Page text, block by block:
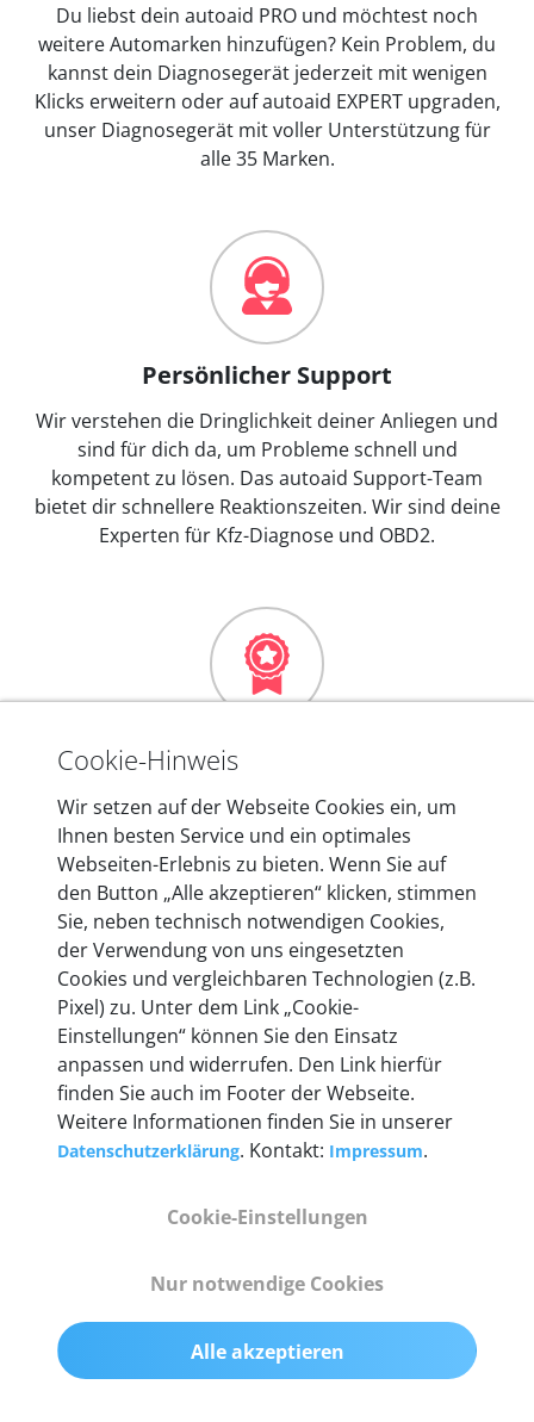
Du liebst dein autoaid PRO und möchtest noch
weitere Automarken hinzufügen? Kein Problem, du
kannst dein Diagnosegerät jederzeit mit wenigen
Klicks erweitern oder auf autoaid EXPERT upgraden,
unser Diagnosegerät mit voller Unterstützung für
alle 35 Marken.
Persönlicher Support
Wir verstehen die Dringlichkeit deiner Anliegen und
sind für dich da, um Probleme schnell und
kompetent zu lösen. Das autoaid Support-Team
bietet dir schnellere Reaktionszeiten. Wir sind deine
Experten für Kfz-Diagnose und OBD2.
Mehr als 10 Jahre Erfahrung
In den Kfz-Diagnosegeräten von autoaid stecken
mehr als 10 Jahre Erfahrung, und auch in Zukunft
entwickeln wir unsere Produkte am Standort in
Berlin laufend weiter. Auf diese Qualität vertrauen
heute mehr als 60.000 Privatkunden und
Unternehmen.
Technische Details &
Lieferumfang
Abmessungen
Gewicht
200 g
Cookie-Hinweis
Wir setzen auf der Webseite Cookies ein, um
Ihnen besten Service und ein optimales
Webseiten-Erlebnis zu bieten. Wenn Sie auf
den Button „Alle akzeptieren“ klicken, stimmen
Sie, neben technisch notwendigen Cookies,
der Verwendung von uns eingesetzten
Cookies und vergleichbaren Technologien (z.B.
Pixel) zu. Unter dem Link „Cookie-
Einstellungen“ können Sie den Einsatz
anpassen und widerrufen. Den Link hierfür
finden Sie auch im Footer der Webseite.
Weitere Informationen finden Sie in unserer
Datenschutzerklärung. Kontakt: Impressum.
Cookie-Einstellungen
Nur notwendige Cookies
Alle akzeptieren